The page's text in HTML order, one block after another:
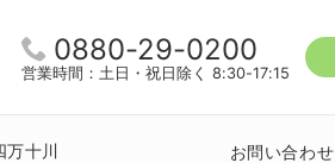
0880-29-0200
営業時間：土日・祝日除く 8:30-17:15
万十川 お問い合わせ